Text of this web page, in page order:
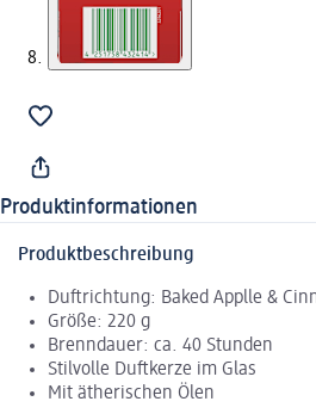
Produktinformationen
Produktbeschreibung
Duftrichtung: Baked Applle &
Größe: 220 g
Brenndauer: ca. 40 Stunden
Stilvolle Duftkerze im Glas
Mit ätherischen Ölen